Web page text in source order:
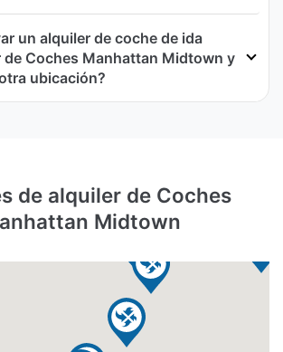
un alquiler de coche de ida
de Coches Manhattan Midtown y
ubicación?
de alquiler de Coches
Midtown